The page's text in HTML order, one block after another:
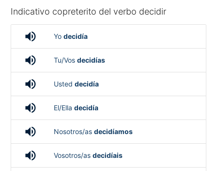
Indicativo copreterito del verbo decidir
volume_up Yo decidía
volume_up Tu/Vos decidías
volume_up Usted decidía
volume_up El/Ella decidía
volume_up Nosotros/as decidíamos
volume_up Vosotros/as decidíais